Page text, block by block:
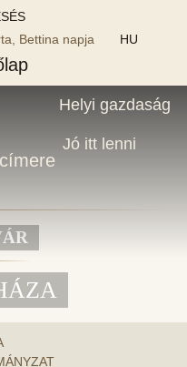
Bettina napja
HU
Helyi gazdaság
Jó itt lenni